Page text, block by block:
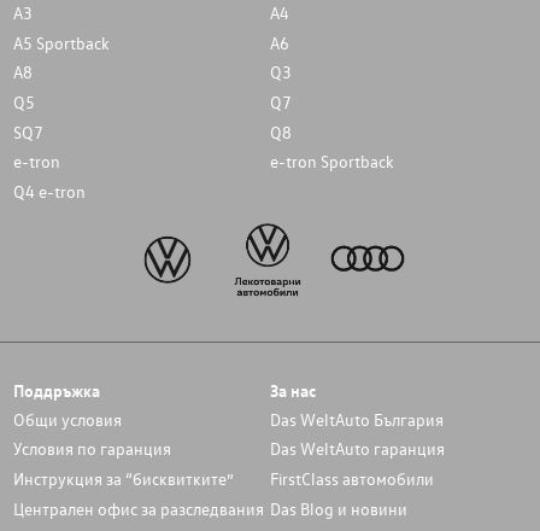
A3
A4
A5 Sportback
A6
A8
Q3
Q5
Q7
SQ7
Q8
e-tron
e-tron Sportback
Q4 e-tron
Поддръжка
Общи условия
Условия по гаранция
Инструкция за “бисквитките”
Централен офис за разследвания
За нас
Das WeltAuto България
Das WeltAuto гаранция
FirstClass автомобили
Das Blog и новини